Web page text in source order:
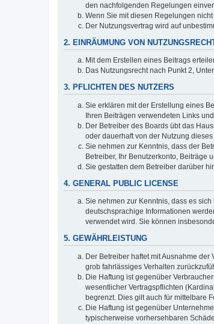
den nachfolgenden Regelungen
Wenn Sie mit diesen Regelungen
Der Nutzungsvertrag wird auf
2. EINRÄUMUNG VON
Mit dem Erstellen eines Beitrags
Das Nutzungsrecht nach Punkt 2,
3. PFLICHTEN DES NUTZERS
Sie erklären mit der Erstellung eines
Ihren Beiträgen verwendeten Links
Der Betreiber des Boards übt das
oder dauerhaft von der Nutzung
Sie nehmen zur Kenntnis, dass der
Betreiber, Ihr Benutzerkonto, Beiträge
Sie gestatten dem Betreiber darüber
4. GENERAL PUBLIC LICENSE
Sie nehmen zur Kenntnis, dass es
deutschsprachige Informationen
verwendet wird. Sie können
5. GEWÄHRLEISTUNG
Der Betreiber haftet mit Ausnahme
grob fahrlässiges Verhalten
Die Haftung ist gegenüber
wesentlicher Vertragspflichten
begrenzt. Dies gilt auch für mittelbare
Die Haftung ist gegenüber
typischerweise vorhersehbaren